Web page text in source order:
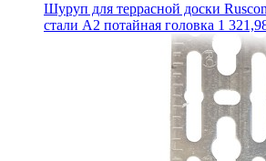
Шуруп для террасной доски
стали A2 потайная головка 1